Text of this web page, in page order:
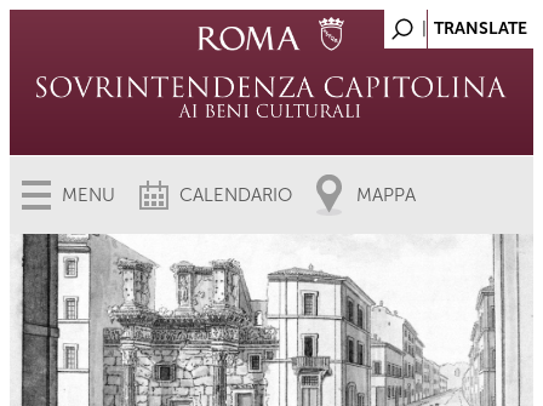
MENU CALENDARIO MAPPA